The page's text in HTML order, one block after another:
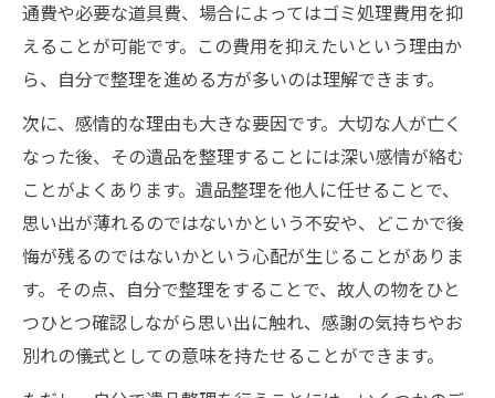
通費や必要な道具費、場合によってはゴミ処理費用を抑
えることが可能です。この費用を抑えたいという理由か
ら、自分で整理を進める方が多いのは理解できます。
次に、感情的な理由も大きな要因です。大切な人が亡く
なった後、その遺品を整理することには深い感情が絡む
ことがよくあります。遺品整理を他人に任せることで、
思い出が薄れるのではないかという不安や、どこかで後
悔が残るのではないかという心配が生じることがありま
す。その点、自分で整理をすることで、故人の物をひと
つひとつ確認しながら思い出に触れ、感謝の気持ちやお
別れの儀式としての意味を持たせることができます。